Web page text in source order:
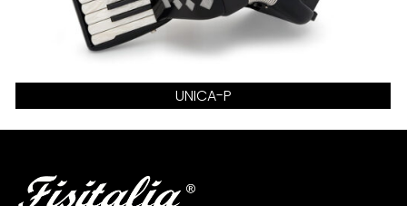
UNICA-P